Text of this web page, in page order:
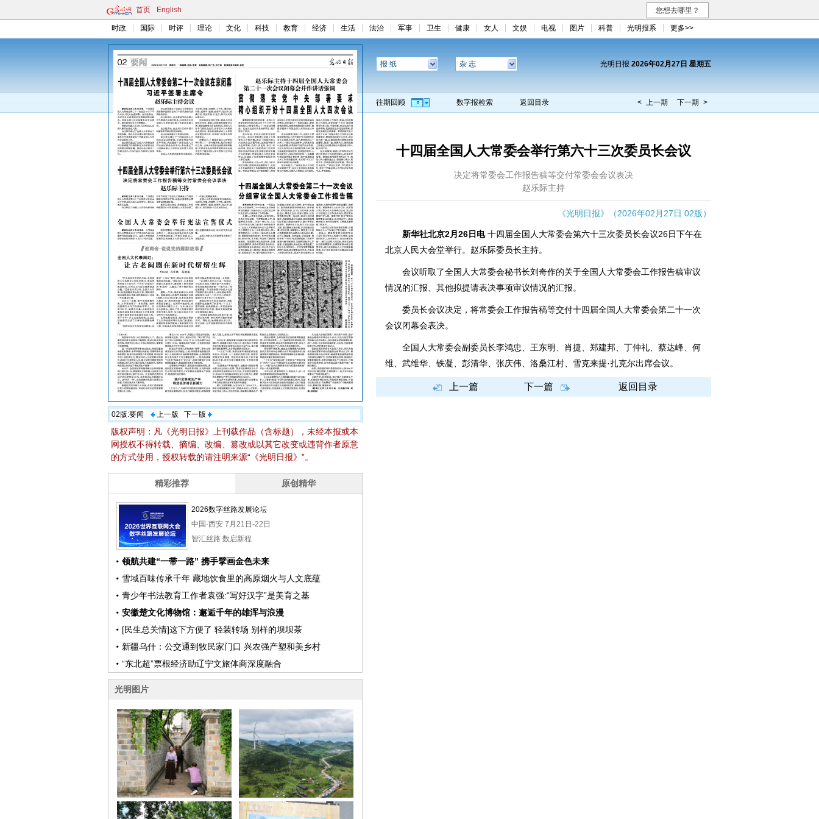
首页 English 您想去哪里？
时政 国际 时评 理论 文化 科技 教育 经济 生活 法治 军事 卫生 健康 女人 文娱 电视 图片 科普 光明报系 更多>>
02版:要闻 上一版 下一版
版权声明：凡《光明日报》上刊载作品（含标题），未经本报或本
网授权不得转载、摘编、改编、篡改或以其它改变或违背作者原意
的方式使用，授权转载的请注明来源“《光明日报》”。
报 纸 杂 志 光明日报 2026年02月27日 星期五
往期回顾 数字报检索 返回目录 < 上一期 下一期 >
十四届全国人大常委会举行第六十三次委员长会议
决定将常委会工作报告稿等交付常委会会议表决
赵乐际主持
《光明日报》（2026年02月27日 02版）
新华社北京2月26日电十四届全国人大常委会第六十三次委员长会议26日下午在
北京人民大会堂举行。赵乐际委员长主持。
会议听取了全国人大常委会秘书长刘奇作的关于全国人大常委会工作报告稿审议
情况的汇报、其他拟提请表决事项审议情况的汇报。
委员长会议决定，将常委会工作报告稿等交付十四届全国人大常委会第二十一次
会议闭幕会表决。
全国人大常委会副委员长李鸿忠、王东明、肖捷、郑建邦、丁仲礼、蔡达峰、何
维、武维华、铁凝、彭清华、张庆伟、洛桑江村、雪克来提·扎克尔出席会议。
上一篇 下一篇 返回目录